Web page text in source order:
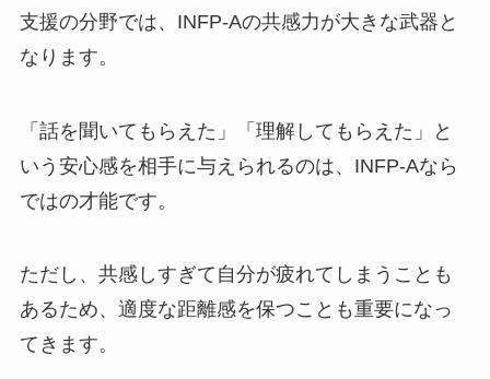
支援の分野では、INFP-Aの共感力が大きな武器と
なります。
「話を聞いてもらえた」「理解してもらえた」と
いう安心感を相手に与えられるのは、INFP-Aなら
ではの才能です。
ただし、共感しすぎて自分が疲れてしまうことも
あるため、適度な距離感を保つことも重要になっ
てきます。